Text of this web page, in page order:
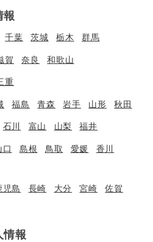
報
千葉 茨城 栃木 群馬
賀 奈良 和歌山
重
福島 青森 岩手 山形 秋田
石川 富山 山梨 福井
口 島根 鳥取 愛媛
香川
児島 長崎 大分 宮崎
佐賀
情報